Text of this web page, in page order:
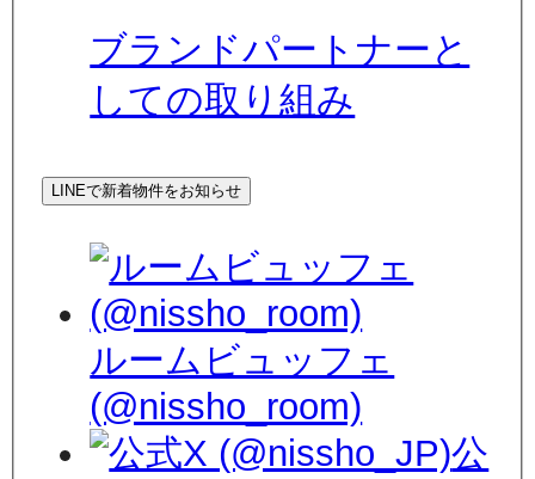
ブランドパートナーと
しての取り組み
LINEで新着物件をお知らせ
ルームビュッフェ
(@nissho_room)
公